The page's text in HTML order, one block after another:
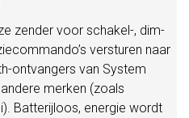
zender voor schakel-, dim-
versturen naar
ontvangers van System
merken (zoals
Batterijloos, energie wordt